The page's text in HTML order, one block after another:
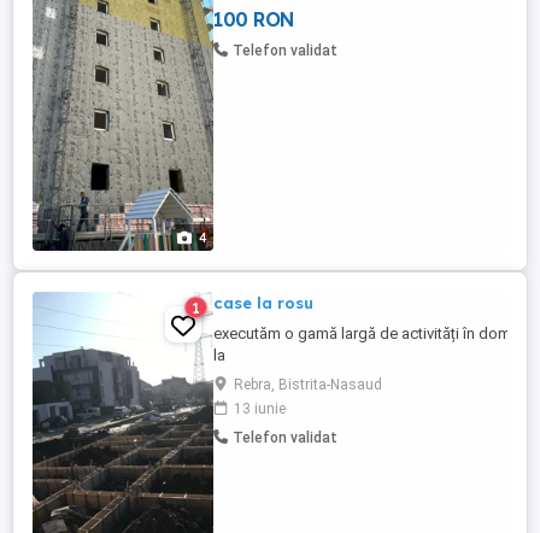
4
100 RON
Telefon validat
1 case la rosu
executăm o gamă largă de activități în
la
și multe altele. experiență peste 30 de ani! nu
la telefon:
Rebra, Bistrita-Nasaud
13 iunie
Telefon validat